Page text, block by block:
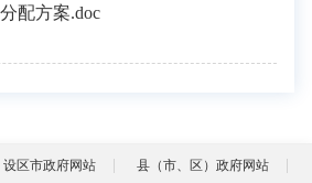
配方案.doc
设区市政府网站 县（市、区）政府网站